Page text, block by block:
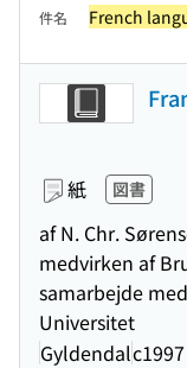
件名 French
紙 図書
af N. Chr.
medvirken af
samarbejde
Universitet
Gyldendalc1997